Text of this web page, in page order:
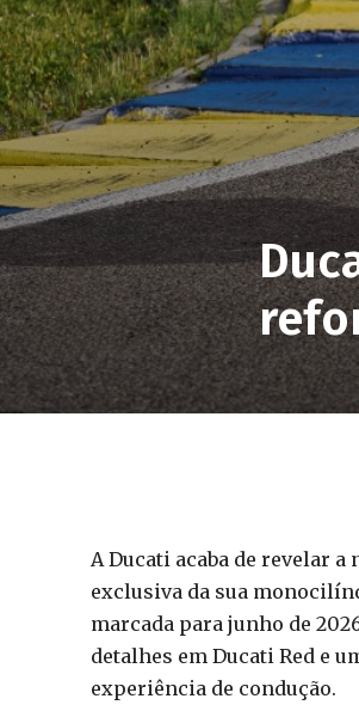
A Ducati acaba de revelar
exclusiva da sua
marcada para junho de
detalhes em Ducati Red e
experiência de condução.